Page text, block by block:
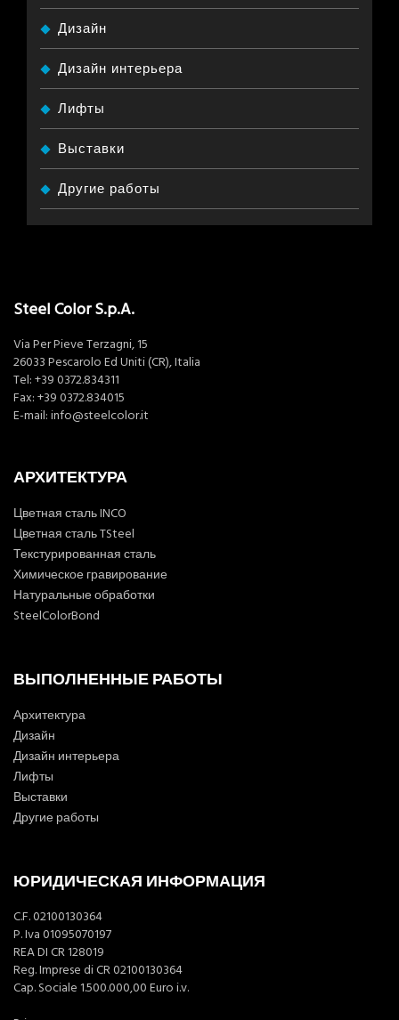
Дизайн
Дизайн интерьера
Лифты
Выставки
Другие работы
Steel Color S.p.A.
Via Per Pieve Terzagni, 15
26033 Pescarolo Ed Uniti (CR), Italia
Tel: +39 0372.834311
Fax: +39 0372.834015
E-mail: info@steelcolor.it
АРХИТЕКТУРА
Цветная сталь INCO
Цветная сталь TSteel
Текстурированная сталь
Химическое гравирование
Натуральные обработки
SteelColorBond
ВЫПОЛНЕННЫЕ РАБОТЫ
Архитектура
Дизайн
Дизайн интерьера
Лифты
Выставки
Другие работы
ЮРИДИЧЕСКАЯ ИНФОРМАЦИЯ
C.F. 02100130364
P. Iva 01095070197
REA DI CR 128019
Reg. Imprese di CR 02100130364
Cap. Sociale 1.500.000,00 Euro i.v.